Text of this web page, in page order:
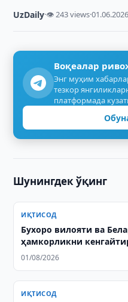
UzDaily·👁 243 views·
Воқеалар
Энг муҳим
тезкор
платформада
Шунингдек ўқинг
ИҚТИСОД
Бухоро вилояти ва
ҳамкорликни
01/08/2026
ИҚТИСОД